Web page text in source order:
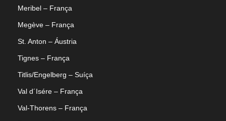
Meribel – França
Megève – França
St. Anton – Áustria
Tignes – França
Titlis/Engelberg – Suíça
Val d´Isére – França
Val-Thorens – França